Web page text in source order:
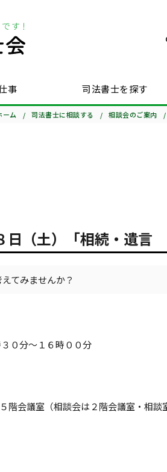
事 司法書士を探す
ーム 司法書士に相談する 相談会のご案内
日（土）「相続・遺
てみませんか？
０分～１６時００分
会議室（相談会は２階会議室・相談